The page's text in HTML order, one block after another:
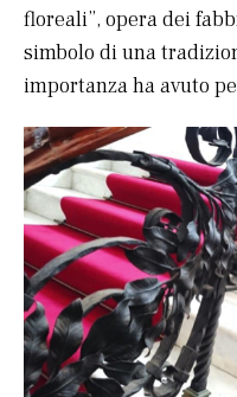
floreali”, opera dei
simbolo di una
importanza ha avuto